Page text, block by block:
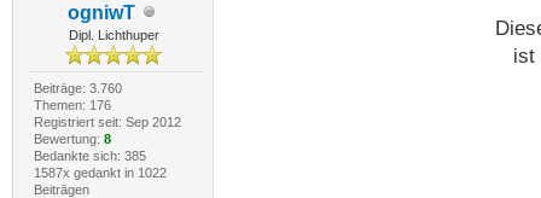
ogniwT
Dipl. Lichthuper
Beiträge: 3.760
Themen: 176
Registriert seit: Sep 2012
Bewertung: 8
Bedankte sich: 385
1587x gedankt in 1022
Beiträgen
ist